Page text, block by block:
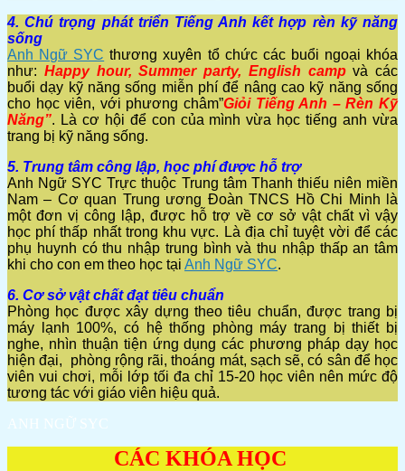
4. Chú trọng phát triển Tiếng Anh kết hợp rèn kỹ năng
sống
Anh Ngữ SYC thương xuyên tổ chức các buổi ngoại khóa
như: Happy hour, Summer party, English camp và các
buổi dạy kỹ năng sống miễn phí để nâng cao kỹ năng sống
cho học viên, với phương châm”Giỏi Tiếng Anh – Rèn Kỹ
Năng”. Là cơ hội để con của mình vừa học tiếng anh vừa
trang bị kỹ năng sống.
5. Trung tâm công lập, học phí được hỗ trợ
Anh Ngữ SYC Trực thuộc Trung tâm Thanh thiếu niên miền
Nam – Cơ quan Trung ương Đoàn TNCS Hồ Chi Minh là
một đơn vị công lập, được hỗ trợ về cơ sở vật chất vì vậy
học phí thấp nhất trong khu vực. Là địa chỉ tuyệt vời để các
phụ huynh có thu nhập trung bình và thu nhập thấp an tâm
khi cho con em theo học tại Anh Ngữ SYC.
6. Cơ sở vật chất đạt tiêu chuẩn
Phòng học được xây dựng theo tiêu chuẩn, được trang bị
máy lạnh 100%, có hệ thống phòng máy trang bị thiết bị
nghe, nhìn thuận tiện ứng dụng các phương pháp dạy học
hiện đại, phòng rộng rãi, thoáng mát, sạch sẽ, có sân để học
viên vui chơi, mỗi lớp tối đa chỉ 15-20 học viên nên mức độ
tương tác với giáo viên hiệu quả.
ANH NGỮ SYC
CÁC KHÓA HỌC